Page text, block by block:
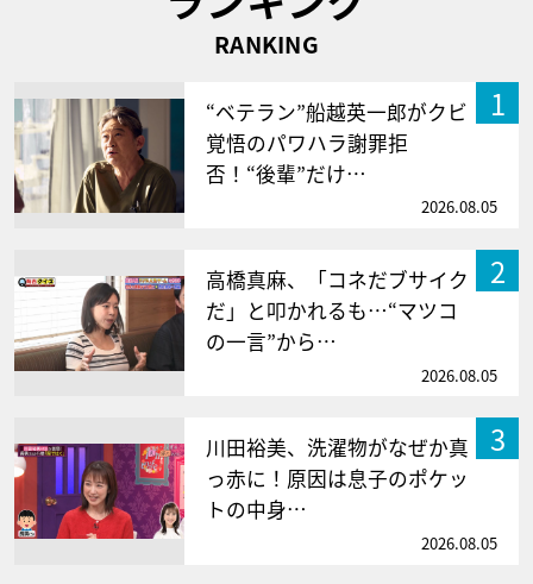
RANKING
1
“ベテラン”船越英一郎がクビ
覚悟のパワハラ謝罪拒
否！“後輩”だけ…
2026.08.05
2
高橋真麻、「コネだブサイク
だ」と叩かれるも…“マツコ
の一言”から…
2026.08.05
3
川田裕美、洗濯物がなぜか真
っ赤に！原因は息子のポケッ
トの中身…
2026.08.05